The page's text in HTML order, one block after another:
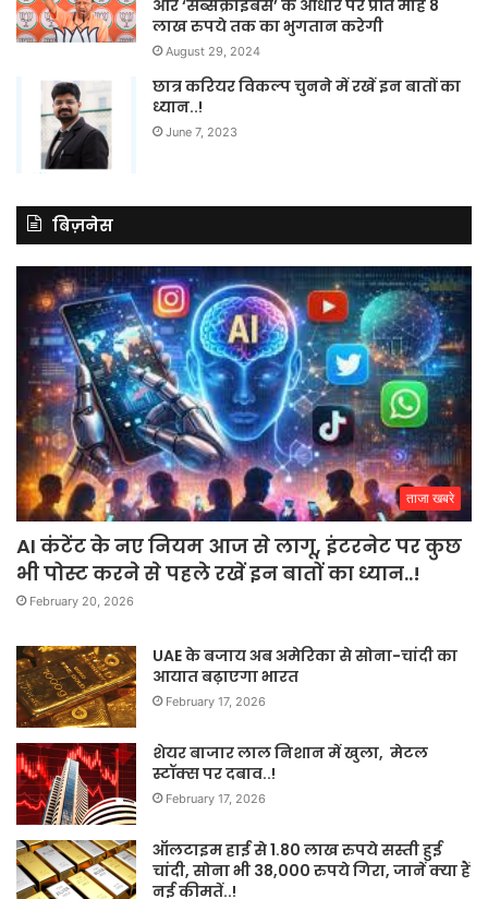
और ‘सब्सक्राइबर्स’ के आधार पर प्रति माह 8
लाख रुपये तक का भुगतान करेगी
August 29, 2024
छात्र करियर विकल्प चुनने में रखें इन बातों का
ध्यान..!
June 7, 2023
बिज़नेस
ताजा खबरे
AI कंटेंट के नए नियम आज से लागू, इंटरनेट पर कुछ
भी पोस्ट करने से पहले रखें इन बातों का ध्यान..!
February 20, 2026
UAE के बजाय अब अमेरिका से सोना-चांदी का
आयात बढ़ाएगा भारत
February 17, 2026
शेयर बाजार लाल निशान में खुला, मेटल
स्टॉक्स पर दबाव..!
February 17, 2026
ऑलटाइम हाई से 1.80 लाख रुपये सस्ती हुई
चांदी, सोना भी 38,000 रुपये गिरा, जानें क्या हैं
नई कीमतें..!